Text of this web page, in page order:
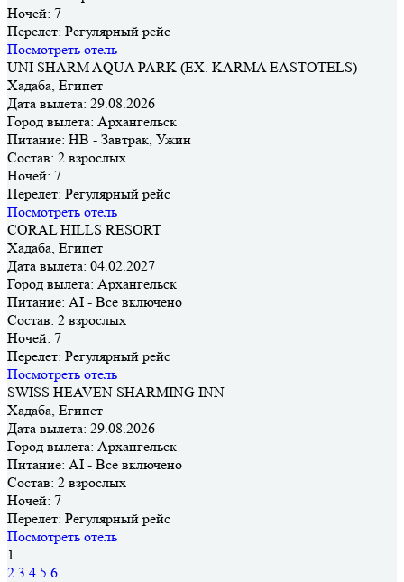
Ночей: 7
Перелет: Регулярный рейс
Посмотреть отель
UNI SHARM AQUA PARK (EX. KARMA EASTOTELS)
Хадаба, Египет
Дата вылета: 29.08.2026
Город вылета: Архангельск
Питание: HB - Завтрак, Ужин
Состав: 2 взрослых
Ночей: 7
Перелет: Регулярный рейс
Посмотреть отель
CORAL HILLS RESORT
Хадаба, Египет
Дата вылета: 04.02.2027
Город вылета: Архангельск
Питание: AI - Все включено
Состав: 2 взрослых
Ночей: 7
Перелет: Регулярный рейс
Посмотреть отель
SWISS HEAVEN SHARMING INN
Хадаба, Египет
Дата вылета: 29.08.2026
Город вылета: Архангельск
Питание: AI - Все включено
Состав: 2 взрослых
Ночей: 7
Перелет: Регулярный рейс
Посмотреть отель
1
2 3 4 5 6